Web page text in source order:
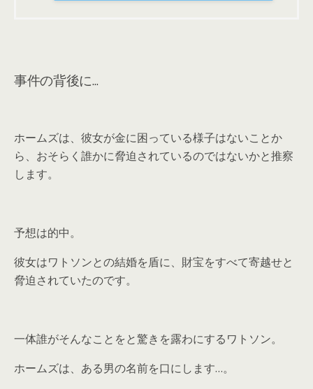
事件の背後に…
ホームズは、彼女が金に困っている様子はないことか
ら、おそらく誰かに脅迫されているのではないかと推察
します。
予想は的中。
彼女はワトソンとの結婚を盾に、財宝をすべて寄越せと
脅迫されていたのです。
一体誰がそんなことをと驚きを露わにするワトソン。
ホームズは、ある男の名前を口にします…。